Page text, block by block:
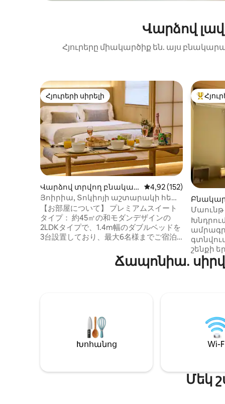
Վարձով
Հյուրերը միակարծիք են. այս
Հյուրերի սիրելի
Հյուրերի սիրելի
Վարձով տրվող բնակար
ան Մինատո-ում
Միջին վարկանիշը՝
4,92 (152)
Յոիրիա, Տոկիոյի աշտարակի հետ
քայլելու հեռավորության վրա, 4
գծերի օգտագործում, կայարանի
մոտ, ուղիղ կապ երկու
օդանավակայանների հետ, ուղիղ
հետ, 2 ննջասենյակ,
առավելագույնը 6...
【お部屋について】 プレミアムスイート
タイプ： 約45㎡の和モダンデザインの
2LDKタイプで、1.4m幅のダブルベッドを
3台設置しており、最大6名様までご宿泊
あり、各フロア1室のみのため、プライベ
ート性の高い空間です。 同じ建物内に同
スーパーマーケットまでは徒歩約1分で、
滞在中のお買い物にも便利です。 【 間取
り・ベッド】 お部屋は約45㎡の2LDKタイ
プです。 * ベッドルームA：1.4m幅のダブ
ダブルベッド2台 * 最大宿泊人数：6名 ベ
մ
Մաունթ
Անվճար
շենքի
երկու
։
Ճապոնիա․
Խոհանոց Wi-
Մեկ